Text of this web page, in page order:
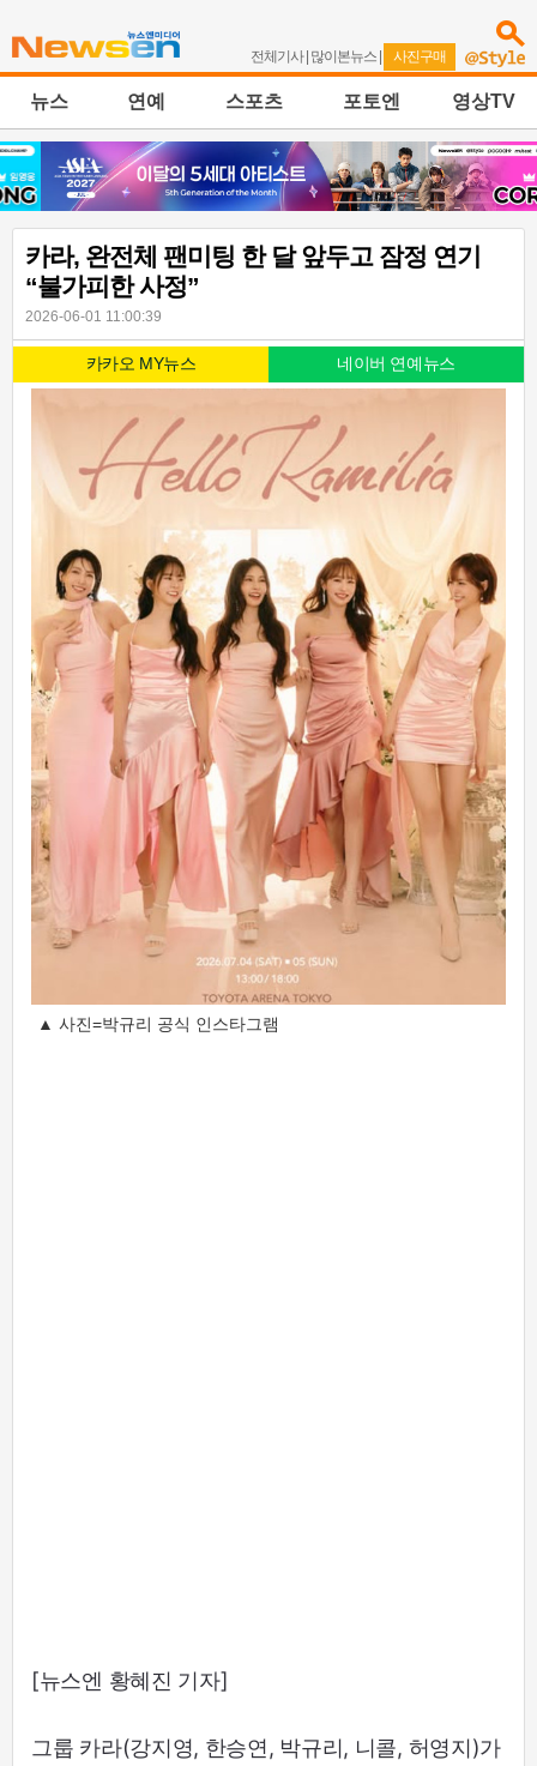
전체기사| 많이본뉴스 | 사진구매
뉴스 연예 스포츠 포토엔 영상TV
카라, 완전체 팬미팅 한 달 앞두고 잠정 연기
“불가피한 사정”
2026-06-01 11:00:39
카카오 MY뉴스 네이버 연예뉴스
▲ 사진=박규리 공식 인스타그램
[뉴스엔 황혜진 기자]
그룹 카라(강지영, 한승연, 박규리, 니콜, 허영지)가